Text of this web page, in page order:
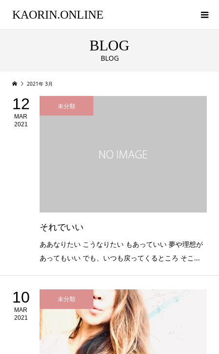
KAORIN.ONLINE
BLOG
BLOG
2021年 3月
12
MAR
2021
未分類
それでいい
ああなりたい こうなりたい もあっていい 夢や理想が
あってもいい でも、いつも戻ってくるところ そこ...
10
MAR
2021
未分類